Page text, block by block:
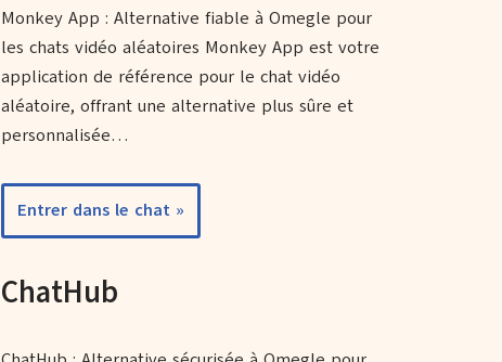
Monkey App : Alternative fiable à Omegle pour
les chats vidéo aléatoires Monkey App est votre
application de référence pour le chat vidéo
aléatoire, offrant une alternative plus sûre et
personnalisée…
Entrer dans le chat »
ChatHub